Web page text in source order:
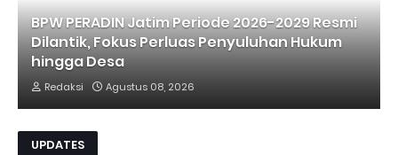
BPW PERADIN Jatim Periode 2026-2029 Resmi
Dilantik, Fokus Perluas Penyuluhan Hukum
hingga Desa
Redaksi Agustus 08, 2026
UPDATES